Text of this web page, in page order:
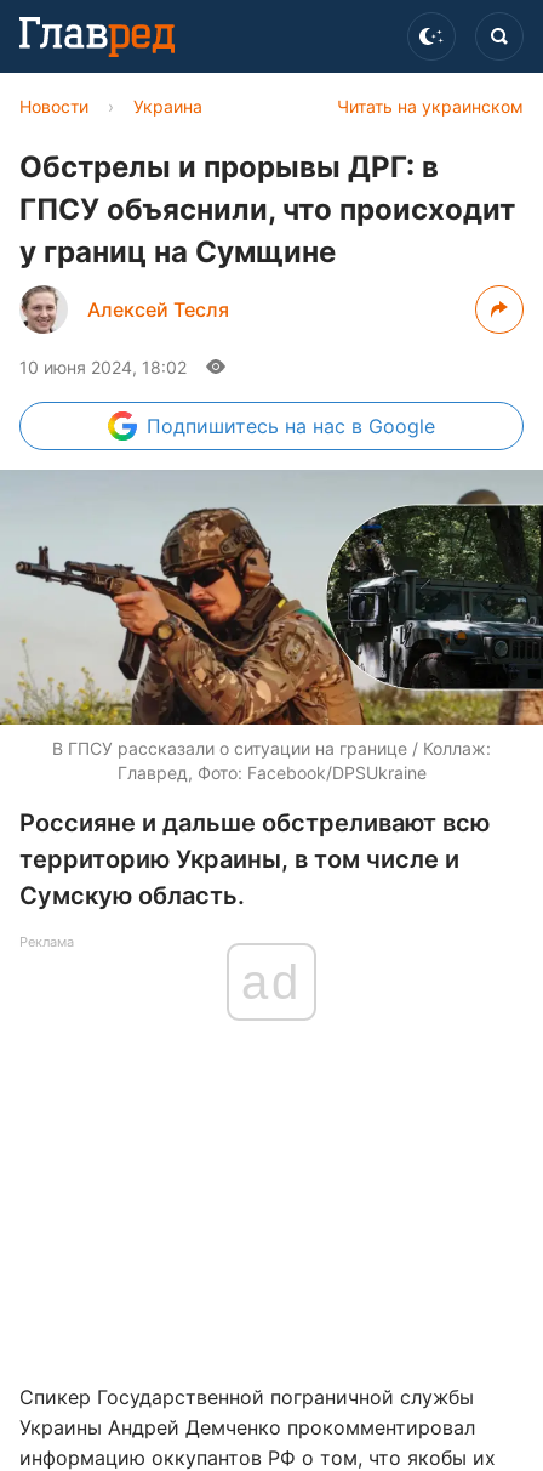
Читать на украинском
Новости › Украина
Обстрелы и прорывы ДРГ: в
ГПСУ объяснили, что происходит
у границ на Сумщине
Алексей Тесля
10 июня 2024, 18:02
Подпишитесь на нас в Google
В ГПСУ рассказали о ситуации на границе / Коллаж:
Главред, Фото: Facebook/DPSUkraine
Россияне и дальше обстреливают всю
территорию Украины, в том числе и
Сумскую область.
Реклама
ad
Спикер Государственной пограничной службы
Украины Андрей Демченко прокомментировал
информацию оккупантов РФ о том, что якобы их